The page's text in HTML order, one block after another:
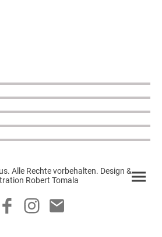
Alle Rechte vorbehalten. Design &
Robert Tomala